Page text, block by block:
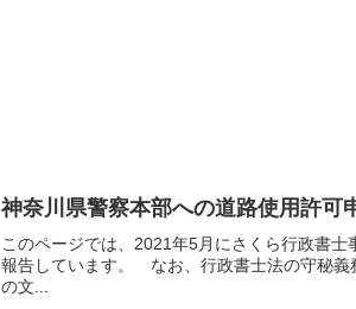
神奈川県警察本部への道路使用許可
このページでは、2021年5月にさくら行政書
報告しています。 なお、行政書士法の守秘義
の文...